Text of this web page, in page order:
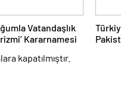
Vatandaşlık
Kararnamesi
kapatılmıştır.